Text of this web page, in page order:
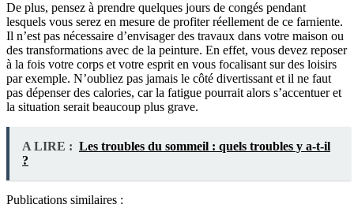
De plus, pensez à prendre quelques jours de congés pendant
lesquels vous serez en mesure de profiter réellement de ce farniente.
Il n’est pas nécessaire d’envisager des travaux dans votre maison ou
des transformations avec de la peinture. En effet, vous devez reposer
à la fois votre corps et votre esprit en vous focalisant sur des loisirs
par exemple. N’oubliez pas jamais le côté divertissant et il ne faut
pas dépenser des calories, car la fatigue pourrait alors s’accentuer et
la situation serait beaucoup plus grave.
A LIRE : Les troubles du sommeil : quels troubles y a-t-il
?
Publications similaires :